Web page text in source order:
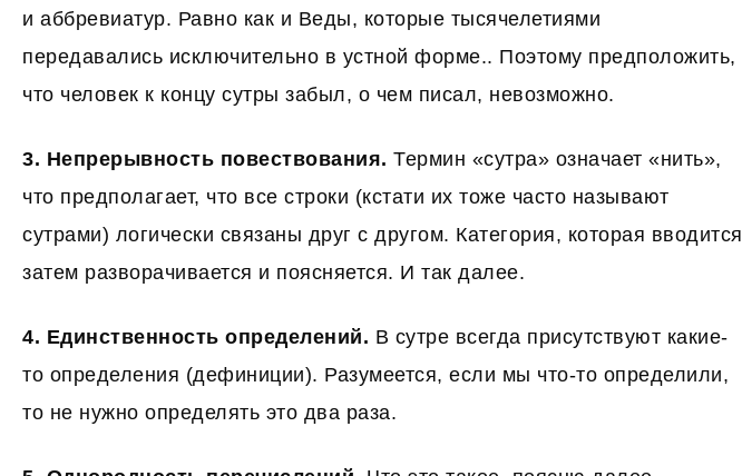
и аббревиатур. Равно как и Веды, которые тысячелетиями
передавались исключительно в устной форме.. Поэтому предположить,
что человек к концу сутры забыл, о чем писал, невозможно.
3. Непрерывность повествования. Термин «сутра» означает «нить»,
что предполагает, что все строки (кстати их тоже часто называют
сутрами) логически связаны друг с другом. Категория, которая вводится
затем разворачивается и поясняется. И так далее.
4. Единственность определений. В сутре всегда присутствуют какие-
то определения (дефиниции). Разумеется, если мы что-то определили,
то не нужно определять это два раза.